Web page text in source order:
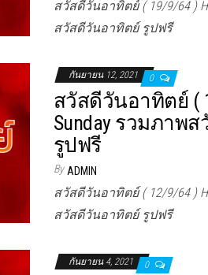
สวัสดีวันอาทิตย์ ( 19/9/64 )
สวัสดีวันอาทิตย์ รูปฟรี
กันยายน 12, 2021 0
สวัสดีวันอาทิตย์ (
Sunday รวมภาพ
รูปฟรี
By ADMIN
สวัสดีวันอาทิตย์ ( 12/9/64 )
สวัสดีวันอาทิตย์ รูปฟรี
กันยายน 4, 2021 0